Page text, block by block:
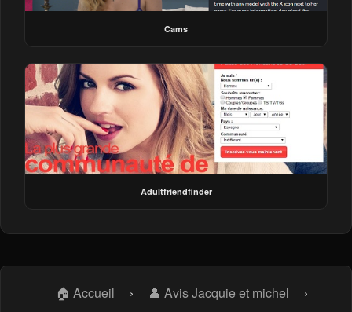
Cams
Adultfriendfinder
🏠 Accueil › 👤 Avis Jacquie et michel
›